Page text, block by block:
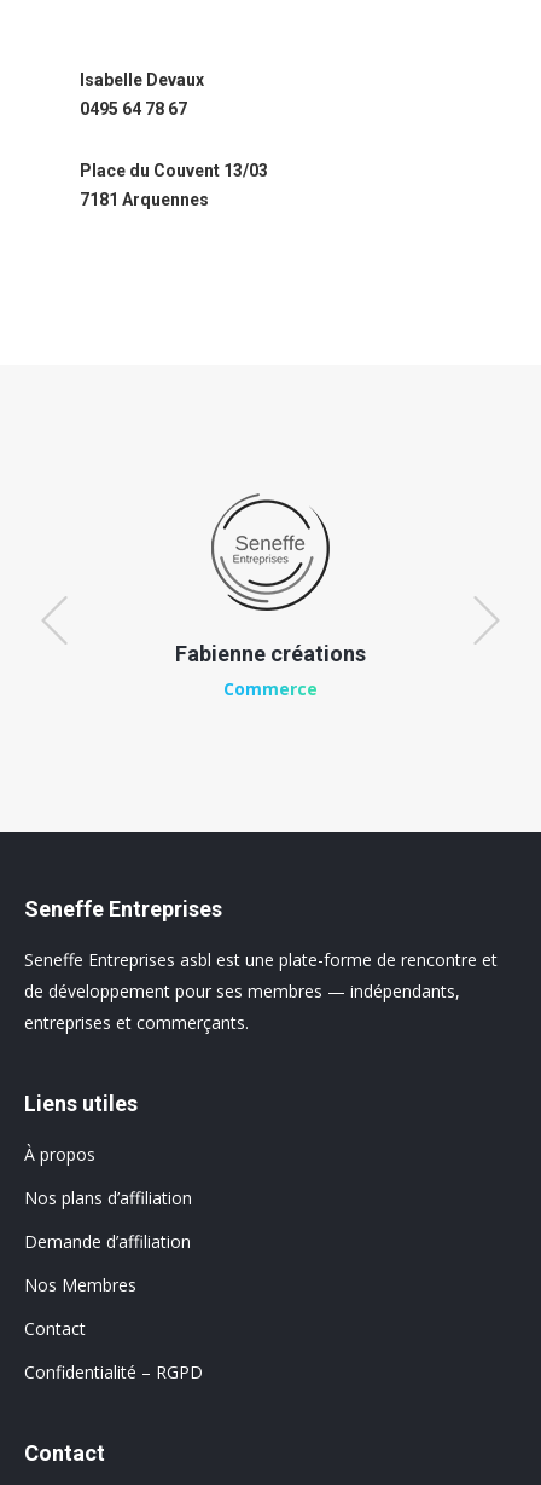
Isabelle Devaux
0495 64 78 67
Place du Couvent 13/03
7181 Arquennes
Fabienne créations
Commerce
Seneffe Entreprises
Seneffe Entreprises asbl est une plate-forme de rencontre et
de développement pour ses membres — indépendants,
entreprises et commerçants.
Liens utiles
À propos
Nos plans d’affiliation
Demande d’affiliation
Nos Membres
Contact
Confidentialité – RGPD
Contact